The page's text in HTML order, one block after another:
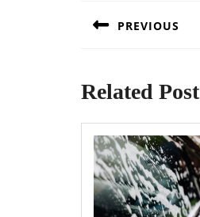
PREVIOUS
Related Post